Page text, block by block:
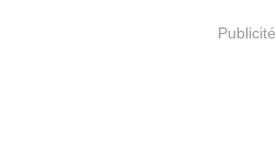
Publicité